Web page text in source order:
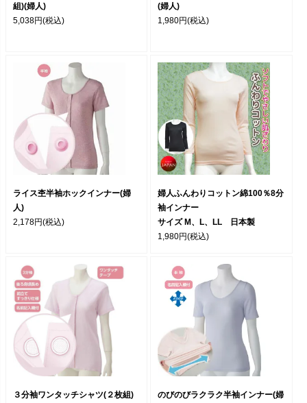
組)(婦人)
5,038円(税込)
(婦人)
1,980円(税込)
ライス杢半袖ホックインナー(婦
人)
2,178円(税込)
婦人ふんわりコットン綿100％8分
袖インナー
サイズ M、L、LL 日本製
1,980円(税込)
３分袖ワンタッチシャツ(２枚組)
のびのびラクラク半袖インナー(婦